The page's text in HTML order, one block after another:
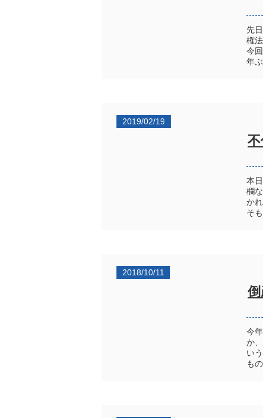
先
権
今
年
2019/02/19
本
欄
か
そ
2018/10/11
今
か
い
も